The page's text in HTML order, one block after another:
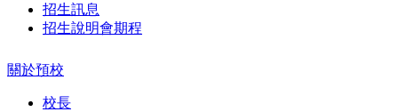
招生訊息
招生說明會期程
關於預校
校長